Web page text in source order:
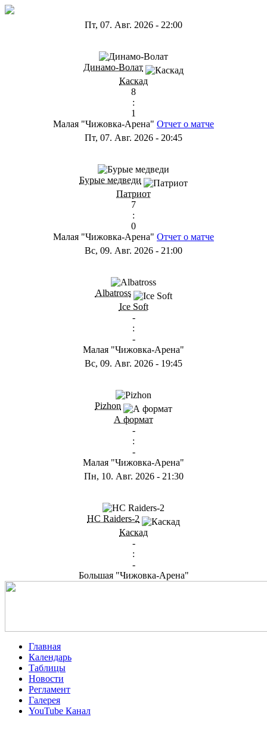
Пт, 07. Авг. 2026 - 22:00
Динамо-Волат
Каскад
8
:
1
Малая "Чижовка-Арена" Отчет о матче
Пт, 07. Авг. 2026 - 20:45
Бурые медведи
Патриот
7
:
0
Малая "Чижовка-Арена" Отчет о матче
Вс, 09. Авг. 2026 - 21:00
Albatross
Ice Soft
-
:
-
Малая "Чижовка-Арена"
Вс, 09. Авг. 2026 - 19:45
Pizhon
А формат
-
:
-
Малая "Чижовка-Арена"
Пн, 10. Авг. 2026- 21:30
HC Raiders-2
Каскад
-
:
-
Большая "Чижовка-Арена"
Главная
Календарь
Таблицы
Новости
Регламент
Галерея
YouTube Канал